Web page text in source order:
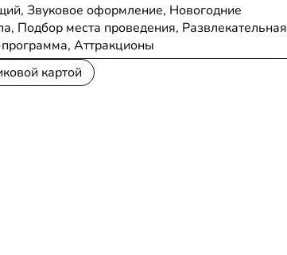
Звуковое оформление, Новогодние
Подбор места проведения, Развлекательная
Аттракционы
картой